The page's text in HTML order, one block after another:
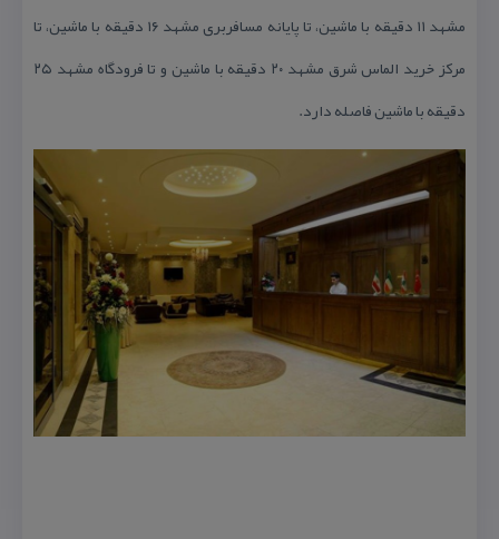
مشهد ۱۱ دقیقه با ماشین، تا پایانه مسافربری مشهد ۱۶ دقیقه با ماشین، تا
مركز خرید الماس شرق مشهد ۲۰ دقیقه با ماشین و تا فرودگاه مشهد ۲۵
دقیقه با ماشین فاصله دارد.